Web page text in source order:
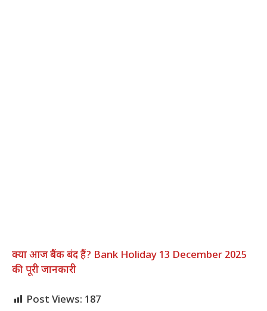
क्या आज बैंक बंद हैं? Bank Holiday 13 December 2025
की पूरी जानकारी
Post Views: 187